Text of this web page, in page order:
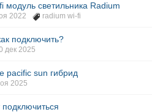
модуль светильника Radium
2022 radium wi-fi
подключить?
дек 2025
pacific sun гибрид
2025